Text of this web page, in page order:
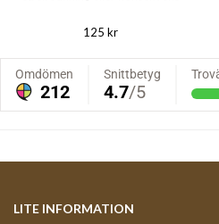
125 kr
LITE INFORMATION